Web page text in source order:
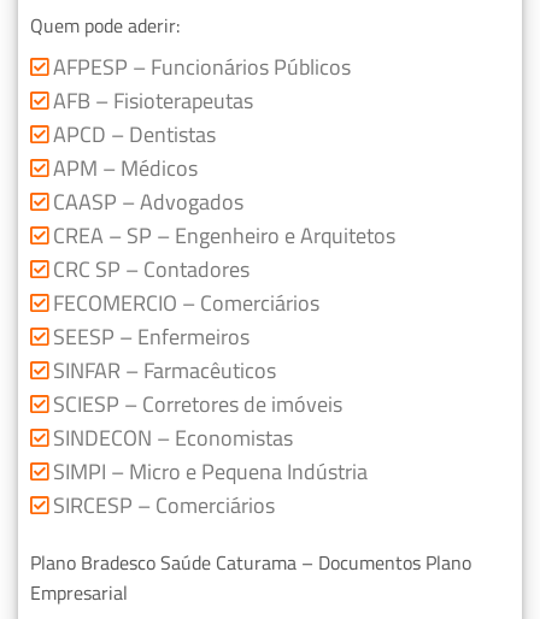
Quem pode aderir:
AFPESP – Funcionários Públicos
AFB – Fisioterapeutas
APCD – Dentistas
APM – Médicos
CAASP – Advogados
CREA – SP – Engenheiro e Arquitetos
CRC SP – Contadores
FECOMERCIO – Comerciários
SEESP – Enfermeiros
SINFAR – Farmacêuticos
SCIESP – Corretores de imóveis
SINDECON – Economistas
SIMPI – Micro e Pequena Indústria
SIRCESP – Comerciários
Plano Bradesco Saúde Caturama – Documentos Plano
Empresarial